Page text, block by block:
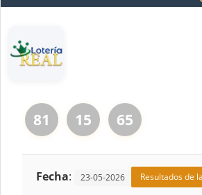
81 15 65
Fecha: 23-05-2026 Resultados de